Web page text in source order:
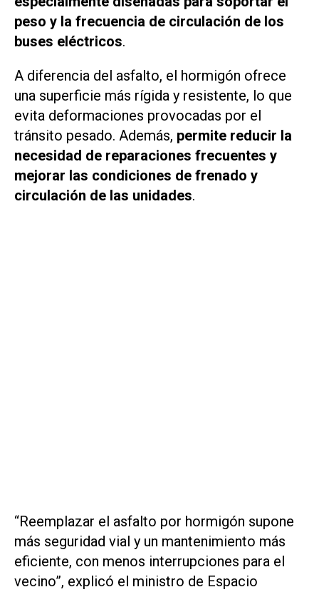
peso y la frecuencia de circulación de los
buses eléctricos.
A diferencia del asfalto, el hormigón ofrece
una superficie más rígida y resistente, lo que
evita deformaciones provocadas por el
tránsito pesado. Además, permite reducir la
necesidad de reparaciones frecuentes y
mejorar las condiciones de frenado y
circulación de las unidades.
“Reemplazar el asfalto por hormigón supone
más seguridad vial y un mantenimiento más
eficiente, con menos interrupciones para el
vecino”, explicó el ministro de Espacio